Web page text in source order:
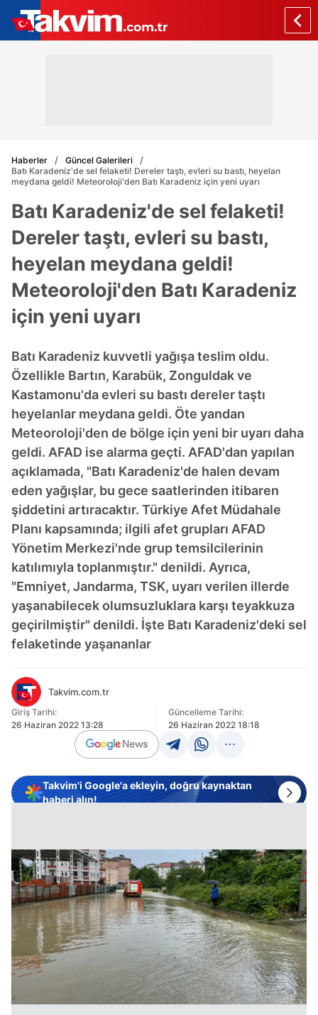
Haberler
Güncel Galerileri
Batı Karadeniz'de sel felaketi! Dereler taştı, evleri su bastı, heyelan
meydana geldi! Meteoroloji'den Batı Karadeniz için yeni uyarı
Batı Karadeniz'de sel felaketi!
Dereler taştı, evleri su bastı,
heyelan meydana geldi!
Meteoroloji'den Batı Karadeniz
için yeni uyarı
Batı Karadeniz kuvvetli yağışa teslim oldu.
Özellikle Bartın, Karabük, Zonguldak ve
Kastamonu'da evleri su bastı dereler taştı
heyelanlar meydana geldi. Öte yandan
Meteoroloji'den de bölge için yeni bir uyarı daha
geldi. AFAD ise alarma geçti. AFAD'dan yapılan
açıklamada, "Batı Karadeniz'de halen devam
eden yağışlar, bu gece saatlerinden itibaren
şiddetini artıracaktır. Türkiye Afet Müdahale
Planı kapsamında; ilgili afet grupları AFAD
Yönetim Merkezi'nde grup temsilcilerinin
katılımıyla toplanmıştır." denildi. Ayrıca,
"Emniyet, Jandarma, TSK, uyarı verilen illerde
yaşanabilecek olumsuzluklara karşı teyakkuza
geçirilmiştir" denildi. İşte Batı Karadeniz'deki sel
felaketinde yaşananlar
Takvim.com.tr
Giriş Tarihi:
26 Haziran 2022 13:28
Güncelleme Tarihi:
26 Haziran 2022 18:18
Takvim'i Google'a ekleyin, doğru kaynaktan
haberi alın!